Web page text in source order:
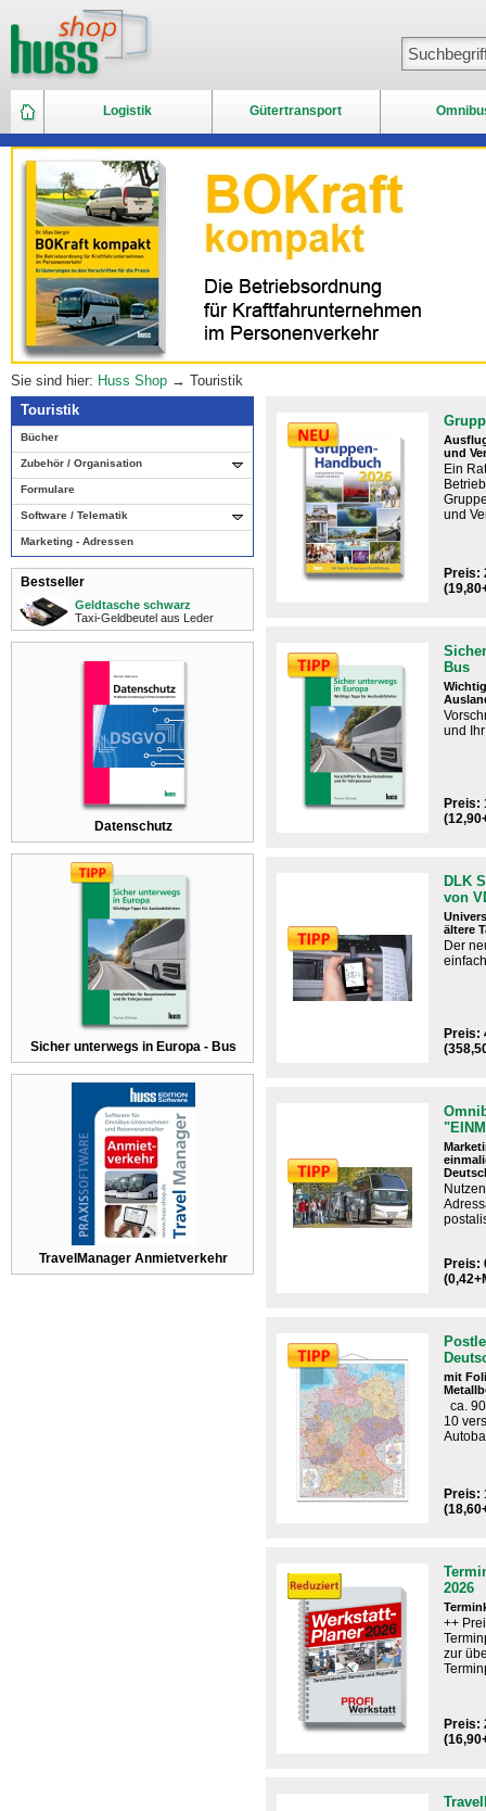
Logistik Gütertransport
Sie sind hier: Huss Shop → Touristik
Touristik
Bücher
Zubehör / Organisation
Formulare
Software / Telematik
Marketing - Adressen
Bestseller
Geldtasche schwarz
Taxi-Geldbeutel aus Leder
Datenschutz
Sicher unterwegs in Europa - Bus
TravelManager Anmietverkehr
und
Ein
und
Preis:
Bus
und
Preis:
DLK
von
ältere
Der
Preis:
Preis:
mit
ca.
10
Preis:
2026
++
zur
Preis: